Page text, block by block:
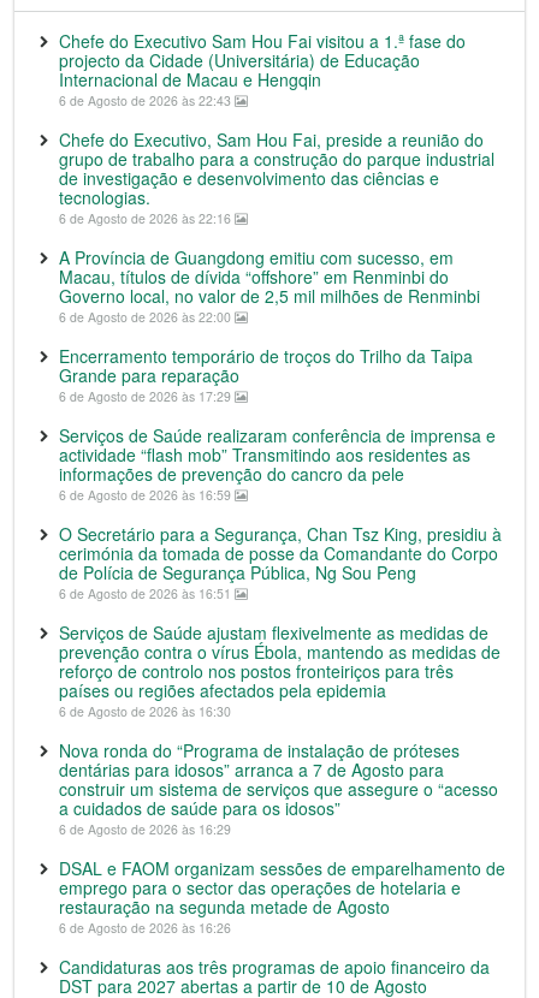
Chefe do Executivo Sam Hou Fai visitou a 1.ª fase do
projecto da Cidade (Universitária) de Educação
Internacional de Macau e Hengqin
6 de Agosto de 2026 às 22:43
Chefe do Executivo, Sam Hou Fai, preside a reunião do
grupo de trabalho para a construção do parque industrial
de investigação e desenvolvimento das ciências e
tecnologias.
6 de Agosto de 2026 às 22:16
A Província de Guangdong emitiu com sucesso, em
Macau, títulos de dívida “offshore” em Renminbi do
Governo local, no valor de 2,5 mil milhões de Renminbi
6 de Agosto de 2026 às 22:00
Encerramento temporário de troços do Trilho da Taipa
Grande para reparação
6 de Agosto de 2026 às 17:29
Serviços de Saúde realizaram conferência de imprensa e
actividade “flash mob” Transmitindo aos residentes as
informações de prevenção do cancro da pele
6 de Agosto de 2026 às 16:59
O Secretário para a Segurança, Chan Tsz King, presidiu à
cerimónia da tomada de posse da Comandante do Corpo
de Polícia de Segurança Pública, Ng Sou Peng
6 de Agosto de 2026 às 16:51
Serviços de Saúde ajustam flexivelmente as medidas de
prevenção contra o vírus Ébola, mantendo as medidas de
reforço de controlo nos postos fronteiriços para três
países ou regiões afectados pela epidemia
6 de Agosto de 2026 às 16:30
Nova ronda do “Programa de instalação de próteses
dentárias para idosos” arranca a 7 de Agosto para
construir um sistema de serviços que assegure o “acesso
a cuidados de saúde para os idosos”
6 de Agosto de 2026 às 16:29
DSAL e FAOM organizam sessões de emparelhamento de
emprego para o sector das operações de hotelaria e
restauração na segunda metade de Agosto
6 de Agosto de 2026 às 16:26
Candidaturas aos três programas de apoio financeiro da
DST para 2027 abertas a partir de 10 de Agosto